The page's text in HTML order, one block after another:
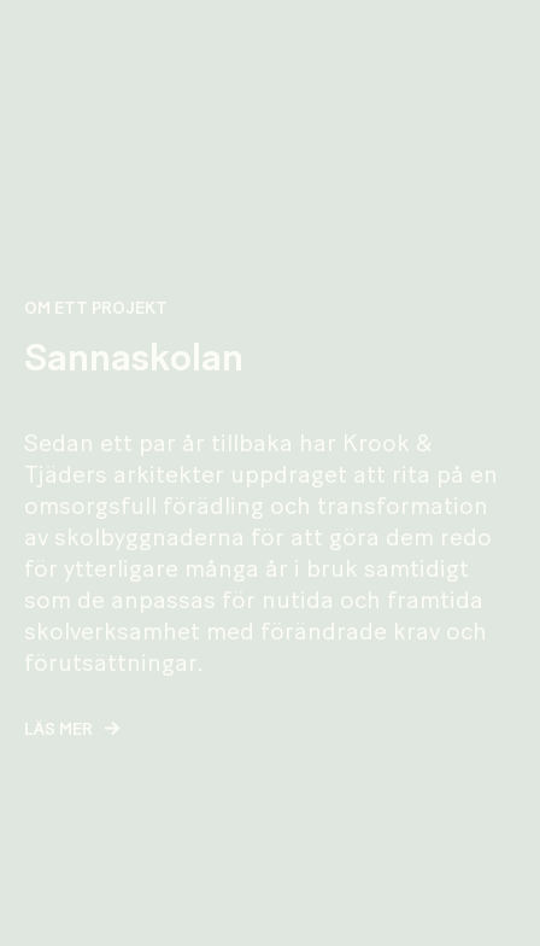
OM ETT PROJEKT
Sannaskolan
Sedan ett par år tillbaka har Krook &
Tjäders arkitekter uppdraget att rita på en
omsorgsfull förädling och transformation
av skolbyggnaderna för att göra dem redo
för ytterligare många år i bruk samtidigt
som de anpassas för nutida och framtida
skolverksamhet med förändrade krav och
förutsättningar.
LÄS MER